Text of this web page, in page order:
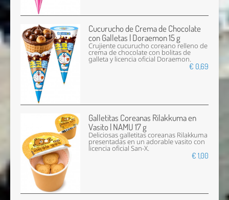
Cucurucho de Crema de Chocolate
con Galletas | Doraemon 15 g
Crujiente cucurucho coreano relleno de
crema de chocolate con bolitas de
galleta y licencia oficial Doraemon.
€ 0,69
Galletitas Coreanas Rilakkuma en
Vasito | NAMU 17 g
Deliciosas galletitas coreanas Rilakkuma
presentadas en un adorable vasito con
licencia oficial San-X.
€ 1,00